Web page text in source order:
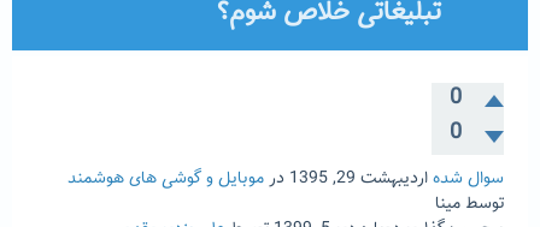
تبلیغاتی خلاص شوم؟
0
0
سوال شدهاردیبهشت 29, 1395 درموبایل و گوشی های هوشمند
توسط مینا